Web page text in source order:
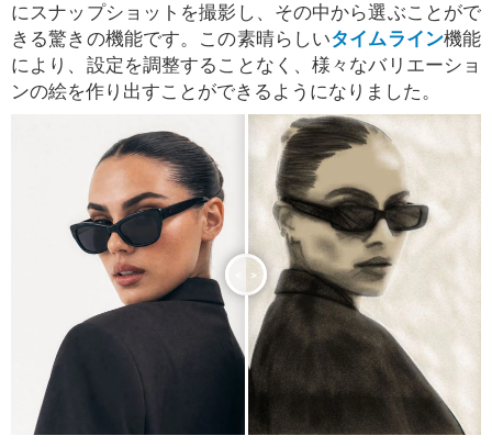
にスナップショットを撮影し、その中から選ぶことがで
きる驚きの機能です。この素晴らしいタイムライン機能
により、設定を調整することなく、様々なバリエーショ
ンの絵を作り出すことができるようになりました。
>